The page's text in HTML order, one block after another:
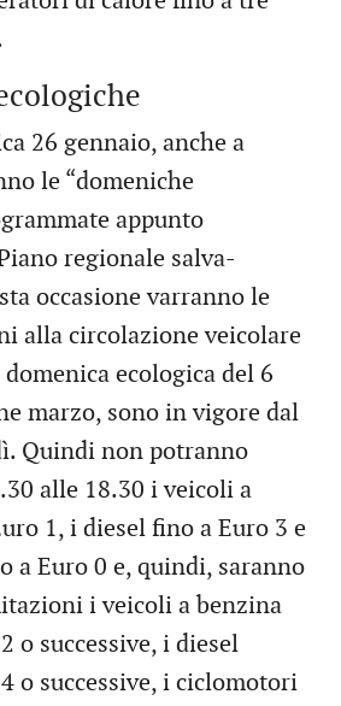
26 gennaio, anche a
le “domeniche
appunto
regionale salva-
occasione varranno le
alla circolazione veicolare
ecologica del 6
marzo, sono in vigore dal
Quindi non potranno
alle 18.30 i veicoli a
1, i diesel fino a Euro 3 e
a Euro 0 e, quindi, saranno
i veicoli a benzina
o successive, i diesel
o successive, i ciclomotori